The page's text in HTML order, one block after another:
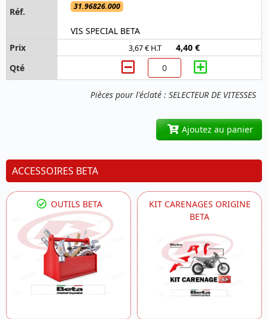
Pièces pour l'éclaté : SELECTEUR DE VITESSES
31.96826.000
VIS SPECIAL BETA
3,67 € H.T 4,40 €
Ajoutez au panier
ACCESSOIRES BETA
OUTILS BETA
KIT CARENAGES ORIGINE
BETA